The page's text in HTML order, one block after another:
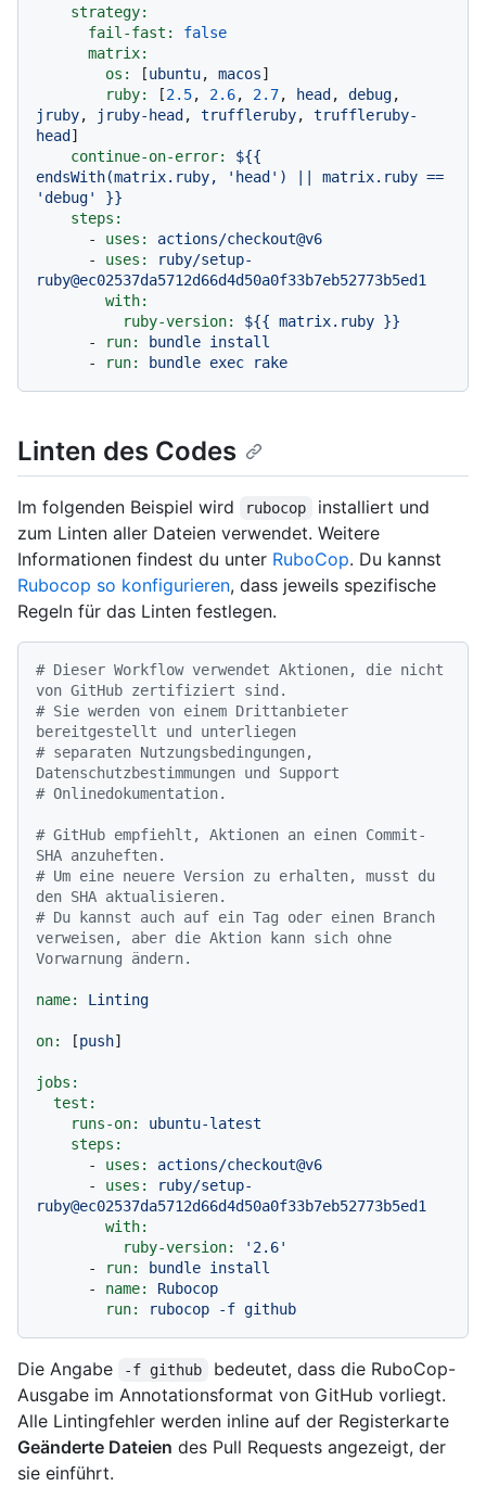
strategy:
fail-fast:
false
matrix:
os:
[ubuntu, macos]
ruby:
[2.5, 2.6, 2.7, head , debug
jruby, jruby-head , truffleruby, truffleruby-
head ]
continue-on-error:
${{
endsWith(matrix.ruby,
'head' ) matrix.ruby ==
'debug'
}}
steps:
-
uses:
actions/checkout@v6
-
uses:
ruby/setup-
ruby@ec02537da5712d66d4d50a0f33b7eb52773b5ed1
with:
ruby-version:
${{ matrix.ruby }}
-
run: bundle install
-
run: bundle exec rake
Linten des Codes
Im folgenden Beispiel wird rubocop
installiert und
zum Linten aller Dateien verwendet. Weitere
Informationen findest du unter RuboCop. Du kannst
Rubocop so konfigurieren, dass jeweils spezifische
Regeln für das Linten festlegen.
# Dieser Workflow verwendet Aktionen, die nicht
von GitHub zertifiziert sind.
# Sie werden von einem Drittanbieter
bereitgestellt und unterliegen
# separaten Nutzungsbedingungen,
Datenschutzbestimmungen und Support
# Onlinedokumentation.
# GitHub empfiehlt, Aktionen an einen Commit-
SHA anzuheften.
# Um eine neuere Version zu erhalten, musst du
den SHA aktualisieren.
# Du kannst auch auf ein Tag oder einen Branch
verweisen, aber die Aktion kann sich ohne
Vorwarnung ändern.
name: Linting
on: [push]
jobs:
test:
runs-on:
ubuntu-latest
steps:
-
uses:
actions/checkout@v6
-
uses:
ruby/setup-
ruby@ec02537da5712d66d4d50a0f33b7eb52773b5ed1
with:
ruby-version:
'2.6'
-
run: bundle install
-
name:
Rubocop
run:
rubocop -f github
Die Angabe -f github
bedeutet, dass die RuboCop-
Ausgabe im Annotationsformat von GitHub vorliegt.
Alle Lintingfehler werden inline auf der Registerkarte
Geänderte Dateien des Pull Requests angezeigt, der
sie einführt.